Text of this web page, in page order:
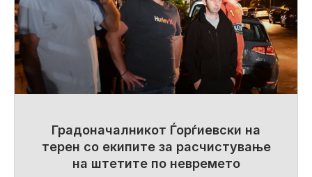
Градоначалникот Ѓорѓиевски на
терен со екипите за расчистување
на штетите по невремето